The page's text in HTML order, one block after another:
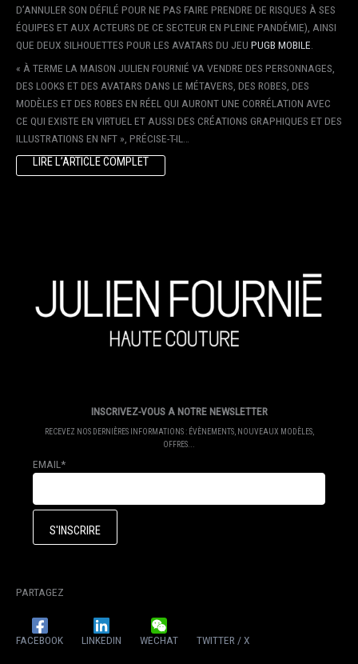
D’ANNULER SON DÉFILÉ POUR NE PAS FAIRE PRENDRE DE RISQUES À SES
ÉQUIPES ET AUX ACTEURS DE CE SECTEUR EN PLEINE PANDÉMIE), AINSI
QUE DEUX SILHOUETTES POUR LES AVATARS DU JEU PUGB MOBILE.
« À TERME LA MAISON JULIEN FOURNIÉ VA VENDRE DES PERSONNAGES,
DES LOOKS ET DES AVATARS DANS LE MÉTAVERS, DES ROBES, DES
MODÈLES ET DES ROBES EN RÉEL QUI AURONT UNE CORRÉLATION AVEC
CE QUI EXISTE EN VIRTUEL ET AUSSI DES CRÉATIONS GRAPHIQUES ET DES
ILLUSTRATIONS EN NFT », PRÉCISE-T-IL…
LIRE L’ARTICLE COMPLET
INSCRIVEZ-VOUS A NOTRE NEWSLETTER
RECEVEZ NOS DERNIÈRES INFORMATIONS : ÉVÈNEMENTS, NOUVEAUX MODÈLES,
OFFRES...
EMAIL*
PARTAGEZ
FACEBOOK LINKEDIN WECHAT TWITTER / X